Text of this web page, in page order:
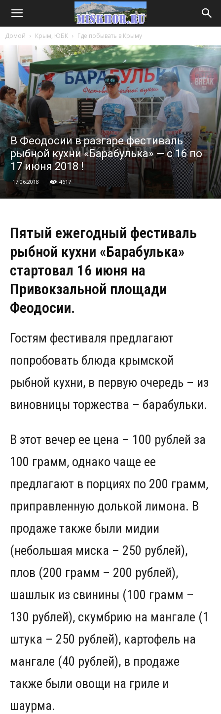
Домой Крым, ЮБК Где побывать в Крыму
В Феодосии в разгаре фестиваль
рыбной кухни «Барабулька» — с 16 по
17 июня 2018 !
17.06.2018 4617
Пятый ежегодный фестиваль
рыбной кухни «Барабулька»
стартовал 16 июня на
Привокзальной площади
Феодосии.
Гостям фестиваля предлагают
попробовать блюда крымской
рыбной кухни, в первую очередь – из
виновницы торжества – барабульки.
В этот вечер ее цена – 100 рублей за
100 грамм, однако чаще ее
предлагают в порциях по 200 грамм,
приправленную долькой лимона. В
продаже также были мидии
(небольшая миска – 250 рублей),
плов (200 грамм – 200 рублей),
шашлык из свинины (100 грамм –
130 рублей), скумбрию на мангале (1
штука – 250 рублей), картофель на
мангале (40 рублей), в продаже
также были овощи на гриле и
шаурма.